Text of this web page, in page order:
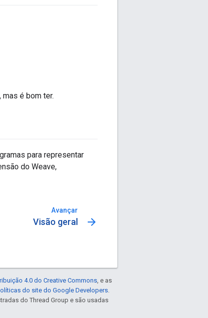
é bom ter.
para representar
do Weave,
Avançar
Visão geral arrow_forward
4.0 do Creative Commons, e as
do site do Google Developers.
do Thread Group e são usadas